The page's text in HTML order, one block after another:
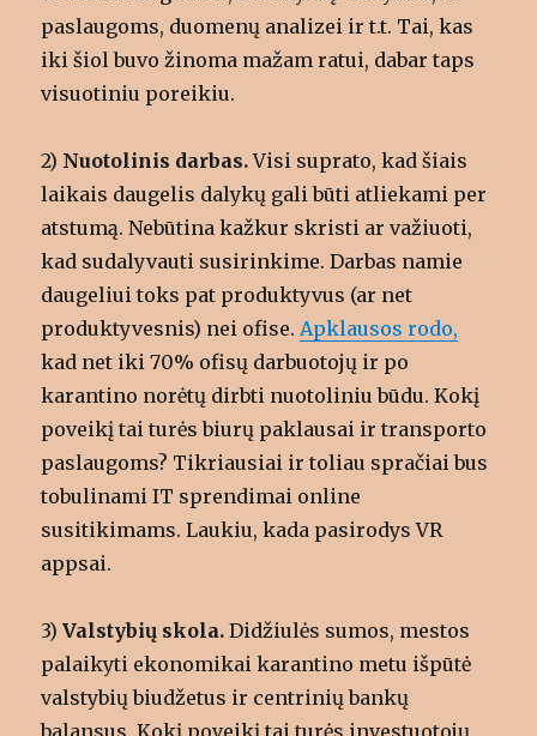
paslaugoms, duomenų analizei ir t.t. Tai, kas
iki šiol buvo žinoma mažam ratui, dabar taps
visuotiniu poreikiu.
2) Nuotolinis darbas.Visi suprato, kad šiais
laikais daugelis dalykų gali būti atliekami per
atstumą. Nebūtina kažkur skristi ar važiuoti,
kad sudalyvauti susirinkime. Darbas namie
daugeliui toks pat produktyvus (ar net
produktyvesnis) nei ofise.Apklausos rodo,
kad net iki 70% ofisų darbuotojų ir po
karantino norėtų dirbti nuotoliniu būdu. Kokį
poveikį tai turės biurų paklausai ir transporto
paslaugoms? Tikriausiai ir toliau spračiai bus
tobulinami IT sprendimai online
susitikimams. Laukiu, kada pasirodys VR
appsai.
3)Valstybių skola. Didžiulės sumos, mestos
palaikyti ekonomikai karantino metu išpūtė
valstybių biudžetus ir centrinių bankų